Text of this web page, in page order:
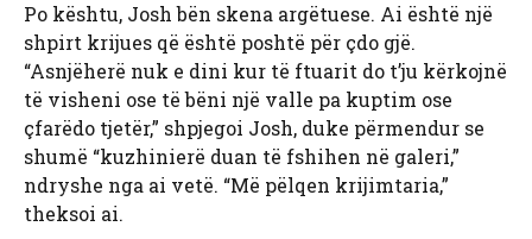
Po kështu, Josh bën skena argëtuese. Ai është një
shpirt krijues që është poshtë për çdo gjë.
“Asnjëherë nuk e dini kur të ftuarit do t’ju kërkojnë
të visheni ose të bëni një valle pa kuptim ose
çfarëdo tjetër,” shpjegoi Josh, duke përmendur se
shumë “kuzhinierë duan të fshihen në galeri,”
ndryshe nga ai vetë. “Më pëlqen krijimtaria,”
theksoi ai.